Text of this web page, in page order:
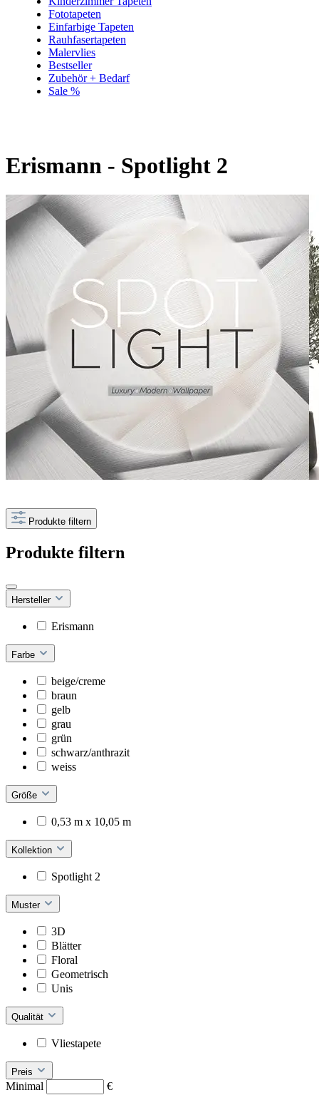
Fototapeten
Einfarbige Tapeten
Rauhfasertapeten
Malervlies
Bestseller
Zubehör + Bedarf
Sale %
Erismann - Spotlight 2
Produkte filtern
Produkte filtern
Hersteller
Erismann
Farbe
beige/creme
braun
gelb
grau
grün
schwarz/anthrazit
weiss
Größe
0,53 m x 10,05 m
Kollektion
Spotlight 2
Muster
3D
Blätter
Floral
Geometrisch
Unis
Qualität
Vliestapete
Preis
Minimal
€